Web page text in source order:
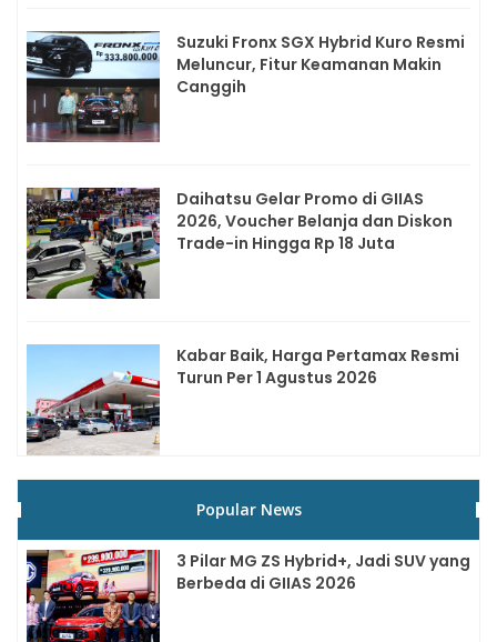
Suzuki Fronx SGX Hybrid Kuro Resmi
Meluncur, Fitur Keamanan Makin
Canggih
Daihatsu Gelar Promo di GIIAS
2026, Voucher Belanja dan Diskon
Trade-in Hingga Rp 18 Juta
Kabar Baik, Harga Pertamax Resmi
Turun Per 1 Agustus 2026
Popular News
3 Pilar MG ZS Hybrid+, Jadi SUV yang
Berbeda di GIIAS 2026